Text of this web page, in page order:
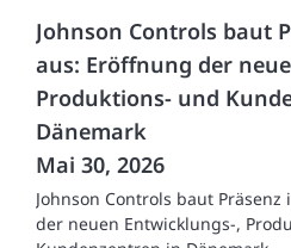
Johnson Controls baut
aus: Eröffnung der neuen Entwicklungs-,
Produktions- und
Dänemark
Mai 30, 2026
Johnson Controls baut
der neuen Entwicklungs-,